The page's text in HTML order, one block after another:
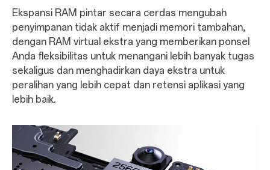
Ekspansi RAM pintar secara cerdas mengubah
penyimpanan tidak aktif menjadi memori tambahan,
dengan RAM virtual ekstra yang memberikan ponsel
Anda fleksibilitas untuk menangani lebih banyak tugas
sekaligus dan menghadirkan daya ekstra untuk
peralihan yang lebih cepat dan retensi aplikasi yang
lebih baik.